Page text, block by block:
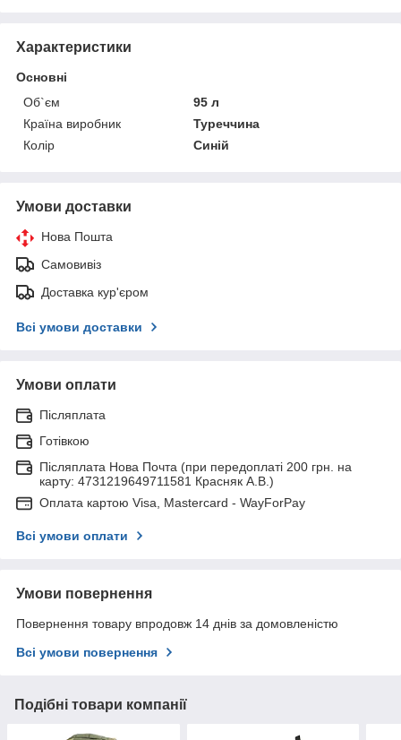
Характеристики
Основні
Об`єм
95 л
Країна виробник
Туреччина
Колір
Синій
Умови доставки
Нова Пошта
Самовивіз
Доставка кур'єром
Всі умови доставки
Умови оплати
Післяплата
Готівкою
Післяплата Нова Почта (при передоплаті 200 грн. на
карту: 4731219649711581 Красняк А.В.)
Оплата картою Visa, Mastercard - WayForPay
Всі умови оплати
Умови повернення
Повернення товару впродовж 14 днів за домовленістю
Всі умови повернення
Подібні товари компанії